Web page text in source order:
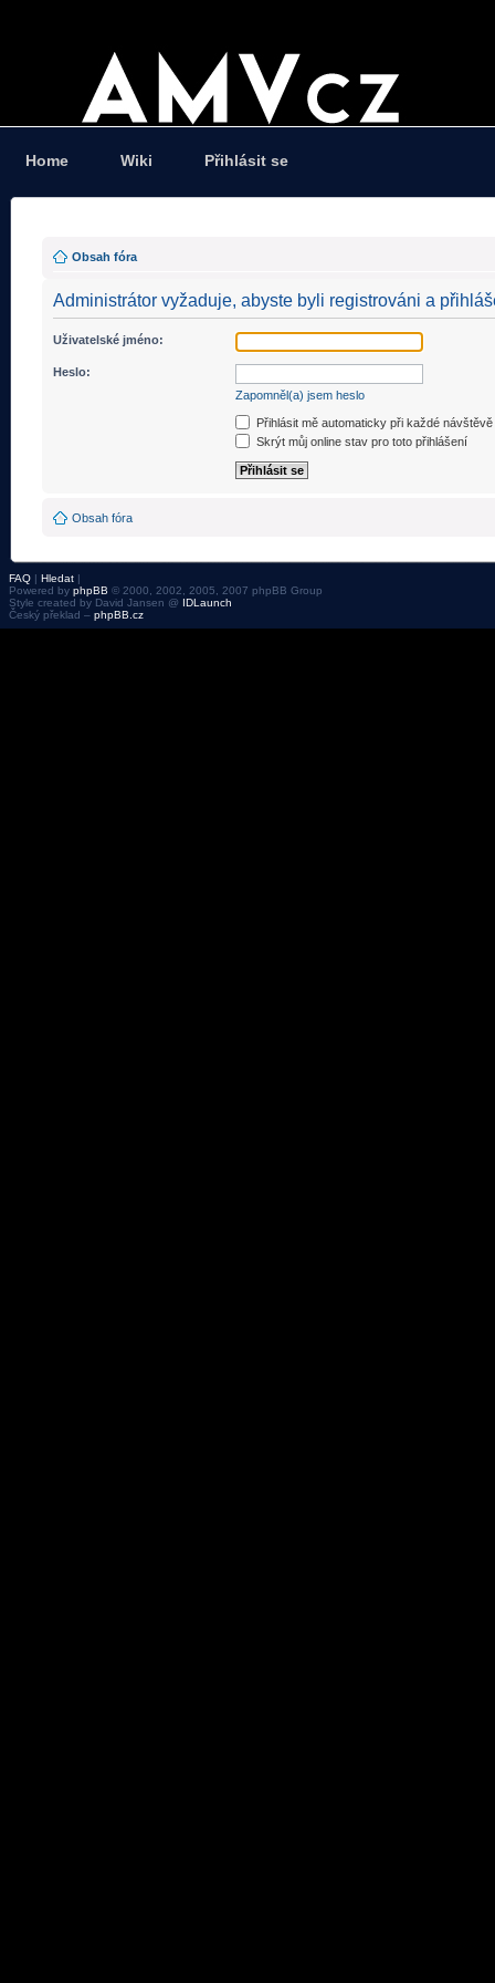
Home Wiki Přihlásit se
Obsah fóra
Administrátor vyžaduje, abyste byli registrováni a
Uživatelské jméno:
Heslo:
Zapomněl(a) jsem heslo
Přihlásit mě automaticky při každé návštěvě
Skrýt můj online stav pro toto přihlášení
Obsah fóra
FAQ | Hledat |
Powered by phpBB © 2000, 2002, 2005, 2007 phpBB Group
Style created by David Jansen @ IDLaunch
Český překlad – phpBB.cz